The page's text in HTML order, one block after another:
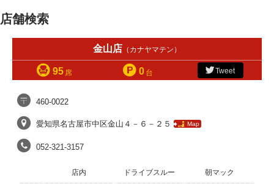
店舗検索
金山店 （カナヤマテン）
95 席 0 台 Tweet
460-0022
愛知県名古屋市中区金山４－６－２５ Map
052-321-3157
店内 ドライブスルー 朝マック